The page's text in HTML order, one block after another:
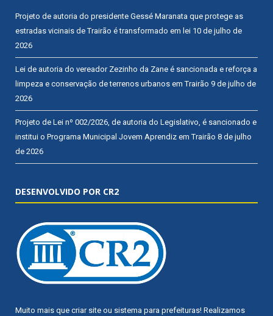
Projeto de autoria do presidente Gessé Maranata que protege as
estradas vicinais de Trairão é transformado em lei 10 de julho de
2026
Lei de autoria do vereador Zezinho da Zane é sancionada e reforça a
limpeza e conservação de terrenos urbanos em Trairão 9 de julho de
2026
Projeto de Lei nº 002/2026, de autoria do Legislativo, é sancionado e
institui o Programa Municipal Jovem Aprendiz em Trairão 8 de julho
de 2026
DESENVOLVIDO POR CR2
Muito mais que criar site ou sistema para prefeituras! Realizamos